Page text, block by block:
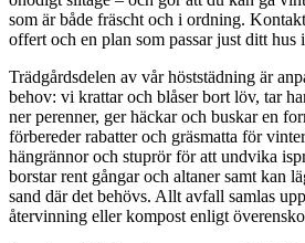
som är både fräscht och i ordning.
offert och en plan som passar just ditt hus
Trädgårdsdelen av vår höststädning är
behov: vi krattar och blåser bort löv, tar
ner perenner, ger häckar och buskar en
förbereder rabatter och gräsmatta för
hängrännor och stuprör för att undvika
borstar rent gångar och altaner samt kan
sand där det behövs. Allt avfall samlas
återvinning eller kompost enligt